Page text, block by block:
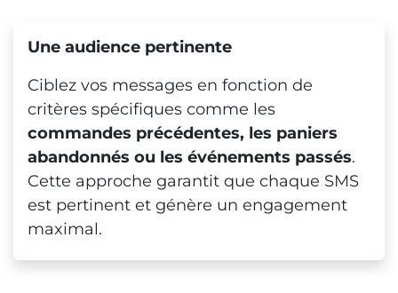
Une audience pertinente
Ciblez vos messages en fonction de
critères spécifiques comme les
commandes précédentes, les paniers
abandonnés ou les événements passés.
Cette approche garantit que chaque SMS
est pertinent et génère un engagement
maximal.